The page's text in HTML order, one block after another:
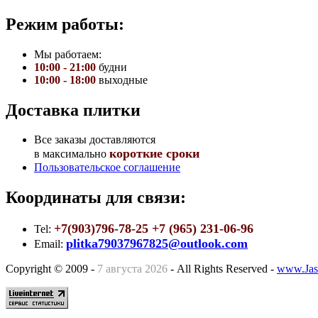
Режим работы:
Мы работаем:
10:00 - 21:00 будни
10:00 - 18:00 выходные
Доставка плитки
Все заказы доставляются
в максимально короткие сроки
Пользовательское соглашение
Координаты для связи:
Tel: +7(903)796-78-25 +7 (965) 231-06-96
Email: plitka79037967825@outlook.com
Copyright © 2009 - 7 августа 2026 - All Rights Reserved -